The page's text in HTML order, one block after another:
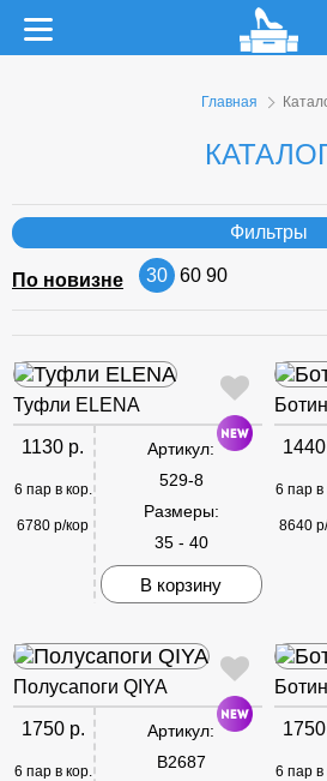
Главная
Фильтры
По новизне 30 60 90
Туфли ELENA
1130 р.
6 пар в кор.
6780 р/кор
Артикул:
529-8
Размеры:
35 - 40
В корзину
6 пар в
8640
Полусапоги QIYA
1750 р.
6 пар в кор.
Артикул:
B2687
6 пар в